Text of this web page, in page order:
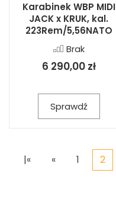
Karabinek WBP MIDI
JACK x KRUK, kal.
223Rem/5,56NATO
Brak
6 290,00 zł
Sprawdź
|« « 1 2